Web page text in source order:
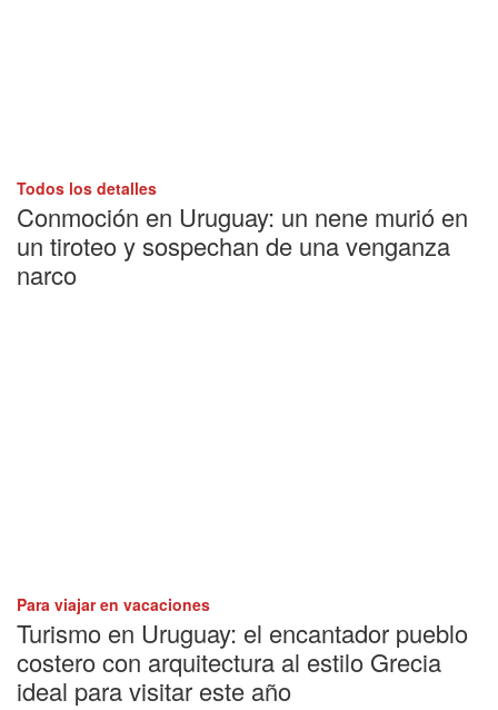
Todos los detalles
Conmoción en Uruguay: un nene murió en
un tiroteo y sospechan de una venganza
narco
Para viajar en vacaciones
Turismo en Uruguay: el encantador pueblo
costero con arquitectura al estilo Grecia
ideal para visitar este año